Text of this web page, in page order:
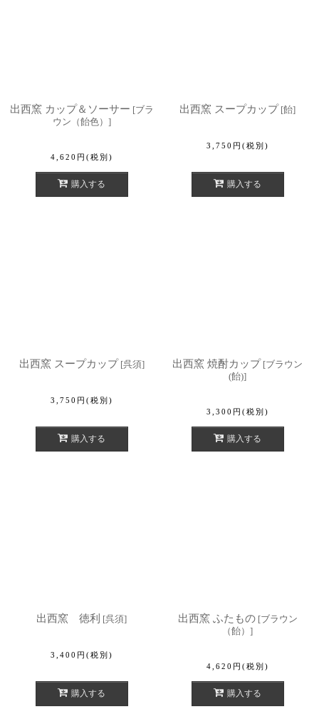
出西窯 カップ＆ソーサー [ブラ
ウン（飴色） ]
4,620 円 (税別)
購入する
出西窯 スープカップ [飴]
3,750 円 (税別)
購入する
出西窯 スープカップ [呉須]
3,750 円 (税別)
購入する
出西窯 焼酎カップ [ブラウン
(飴)]
3,300 円 (税別)
購入する
出西窯 徳利 [呉須]
3,400 円 (税別)
購入する
出西窯 ふたもの [ブラウン
（飴） ]
4,620 円 (税別)
購入する